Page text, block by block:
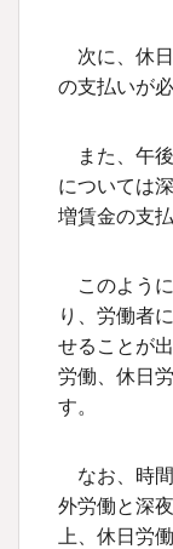
次に、休
の支払いが必
また、午
については
増賃金の支
このよう
り、労働者
せることが
労働、休日
す。
なお、時
外労働と深
上、休日労